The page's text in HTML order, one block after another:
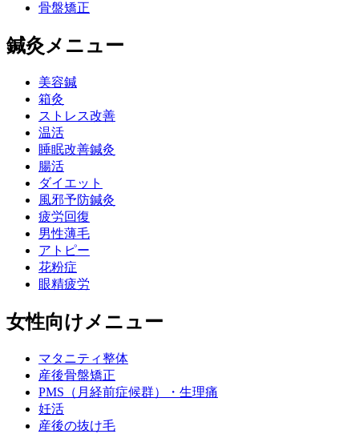
骨盤矯正
鍼灸メニュー
美容鍼
箱灸
ストレス改善
温活
睡眠改善鍼灸
腸活
ダイエット
風邪予防鍼灸
疲労回復
男性薄毛
アトピー
花粉症
眼精疲労
女性向けメニュー
マタニティ整体
産後骨盤矯正
PMS（月経前症候群）・生理痛
妊活
産後の抜け毛